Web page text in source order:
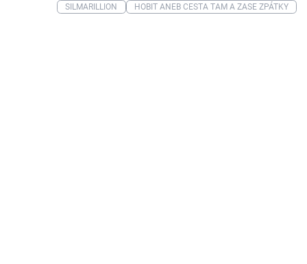
SILMARILLION HOBIT ANEB CESTA TAM A ZASE ZPÁTKY